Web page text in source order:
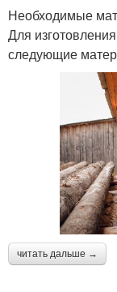
Необходимые
Для
следующие
читать дальше →